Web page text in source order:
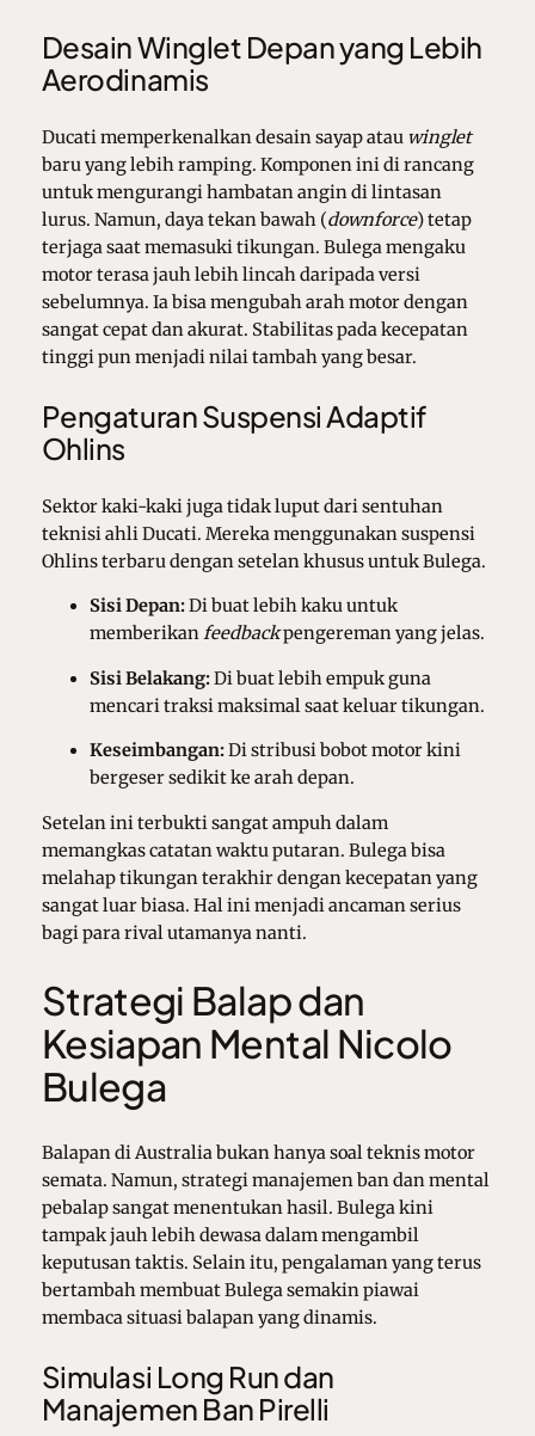
Desain Winglet Depan yang Lebih
Aerodinamis
Ducati memperkenalkan desain sayap atau winglet
baru yang lebih ramping. Komponen ini di rancang
untuk mengurangi hambatan angin di lintasan
lurus. Namun, daya tekan bawah (downforce) tetap
terjaga saat memasuki tikungan. Bulega mengaku
motor terasa jauh lebih lincah daripada versi
sebelumnya. Ia bisa mengubah arah motor dengan
sangat cepat dan akurat. Stabilitas pada kecepatan
tinggi pun menjadi nilai tambah yang besar.
Pengaturan Suspensi Adaptif
Ohlins
Sektor kaki-kaki juga tidak luput dari sentuhan
teknisi ahli Ducati. Mereka menggunakan suspensi
Ohlins terbaru dengan setelan khusus untuk Bulega.
Sisi Depan:Di buat lebih kaku untuk
memberikanfeedbackpengereman yang jelas.
Sisi Belakang:Di buat lebih empuk guna
mencari traksi maksimal saat keluar tikungan.
Keseimbangan:Di stribusi bobot motor kini
bergeser sedikit ke arah depan.
Setelan ini terbukti sangat ampuh dalam
memangkas catatan waktu putaran. Bulega bisa
melahap tikungan terakhir dengan kecepatan yang
sangat luar biasa. Hal ini menjadi ancaman serius
bagi para rival utamanya nanti.
Strategi Balap dan
Kesiapan Mental Nicolo
Bulega
Balapan di Australia bukan hanya soal teknis motor
semata. Namun, strategi manajemen ban dan mental
pebalap sangat menentukan hasil. Bulega kini
tampak jauh lebih dewasa dalam mengambil
keputusan taktis. Selain itu, pengalaman yang terus
bertambah membuat Bulega semakin piawai
membaca situasi balapan yang dinamis.
Simulasi Long Run dan
Manajemen Ban Pirelli